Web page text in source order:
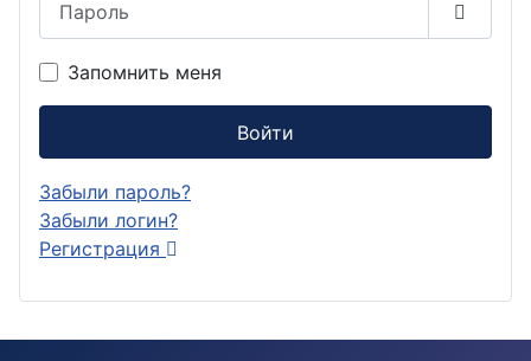
Запомнить меня
Войти
Забыли пароль?
Забыли логин?
Регистрация